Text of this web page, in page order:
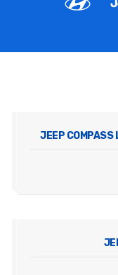
JEEP COMPASS